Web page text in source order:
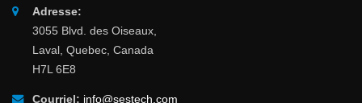
Adresse:
3055 Blvd. des Oiseaux,
Laval, Quebec, Canada
H7L 6E8
Courriel: info@sestech.com